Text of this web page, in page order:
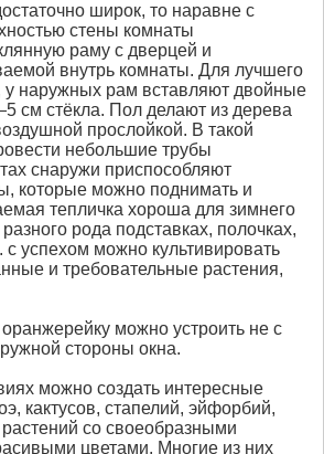
широк, то наравне с
стены комнаты
раму с дверцей и
внутрь комнаты. Для лучшего
у наружных рам вставляют двойные
см стёкла. Пол делают из дерева
прослойкой. В такой
небольшие трубы
снаружи приспособляют
которые можно поднимать и
тепличка хороша для зимнего
рода подставках, полочках,
с успехом можно культивировать
и требовательные растения,
можно устроить не с
стороны окна.
можно создать интересные
кактусов, стапелий, эйфорбий,
со своеобразными
цветами. Многие из них